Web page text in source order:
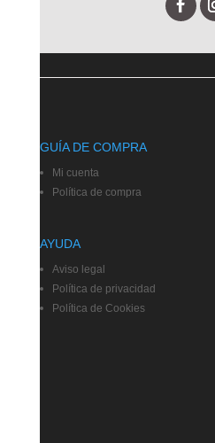
GUÍA DE COMPRA
Mi cuenta
Política de compra
AYUDA
Aviso legal
Política de privacidad
Política de Cookies